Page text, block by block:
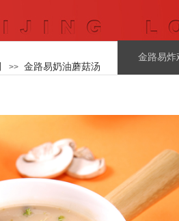
金路易炸
>> 金路易奶油蘑菇汤